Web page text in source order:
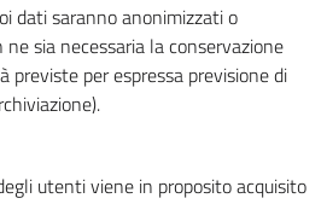
dati saranno anonimizzati o
sia necessaria la conservazione
previste per espressa previsione di
utenti viene in proposito acquisito